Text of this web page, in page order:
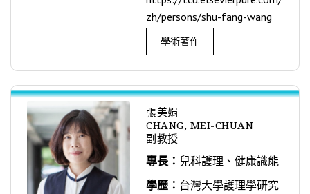
zh/persons/shu-fang-wang
學術著作
張美娟
CHANG, MEI-CHUAN
副教授
專長： 兒科護理、健康識能
學歷： 台灣大學護理學研究